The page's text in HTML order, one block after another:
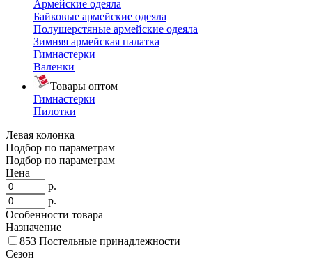
Армейские одеяла
Байковые армейские одеяла
Полушерстяные армейские одеяла
Зимняя армейская палатка
Гимнастерки
Валенки
Товары оптом
Гимнастерки
Пилотки
Левая колонка
Подбор по параметрам
Подбор по параметрам
Цена
р.
р.
Особенности товара
Назначение
853 Постельные принадлежности
Сезон